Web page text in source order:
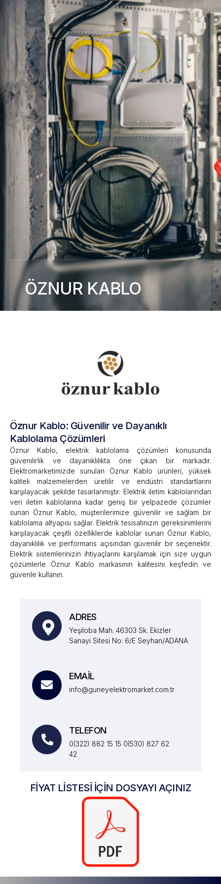
ÖZNUR KABLO
Öznur Kablo: Güvenilir ve Dayanıklı
Kablolama Çözümleri
Öznur Kablo, elektrik kablolama çözümleri konusunda
güvenilirlik ve dayanıklılıkta öne çıkan bir markadır.
Elektromarketimizde sunulan Öznur Kablo ürünleri, yüksek
kaliteli malzemelerden üretilir ve endüstri standartlarını
karşılayacak şekilde tasarlanmıştır. Elektrik iletim kablolarından
veri iletim kablolarına kadar geniş bir yelpazede çözümler
sunan Öznur Kablo, müşterilerimize güvenilir ve sağlam bir
kablolama altyapısı sağlar. Elektrik tesisatınızın gereksinimlerini
karşılayacak çeşitli özelliklerde kablolar sunan Öznur Kablo,
dayanıklılık ve performans açısından güvenilir bir seçenektir.
Elektrik sistemlerinizin ihtiyaçlarını karşılamak için size uygun
çözümlerle Öznur Kablo markasının kalitesini keşfedin ve
güvenle kullanın.
ADRES
Yeşiloba Mah. 46303 Sk. Ekizler
Sanayi Sitesi No: 6/E Seyhan/ADANA
EMAİL
info@guneyelektromarket.com.tr
TELEFON
0(322) 882 15 15 0(530) 827 62
42
FİYAT LİSTESİ İÇİN DOSYAYI AÇINIZ